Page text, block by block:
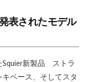
表されたモデル
Squier新製品 ストラ
ベース、そしてスタ